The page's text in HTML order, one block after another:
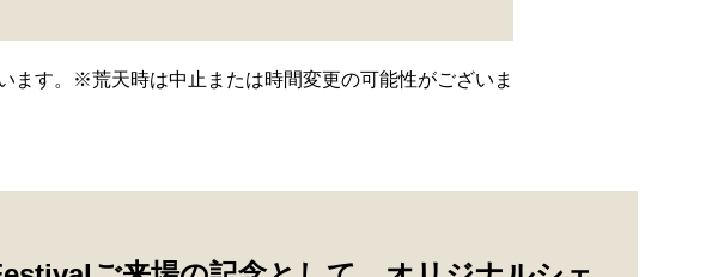
す。※荒天時は中止または時間変更の可能性がございま